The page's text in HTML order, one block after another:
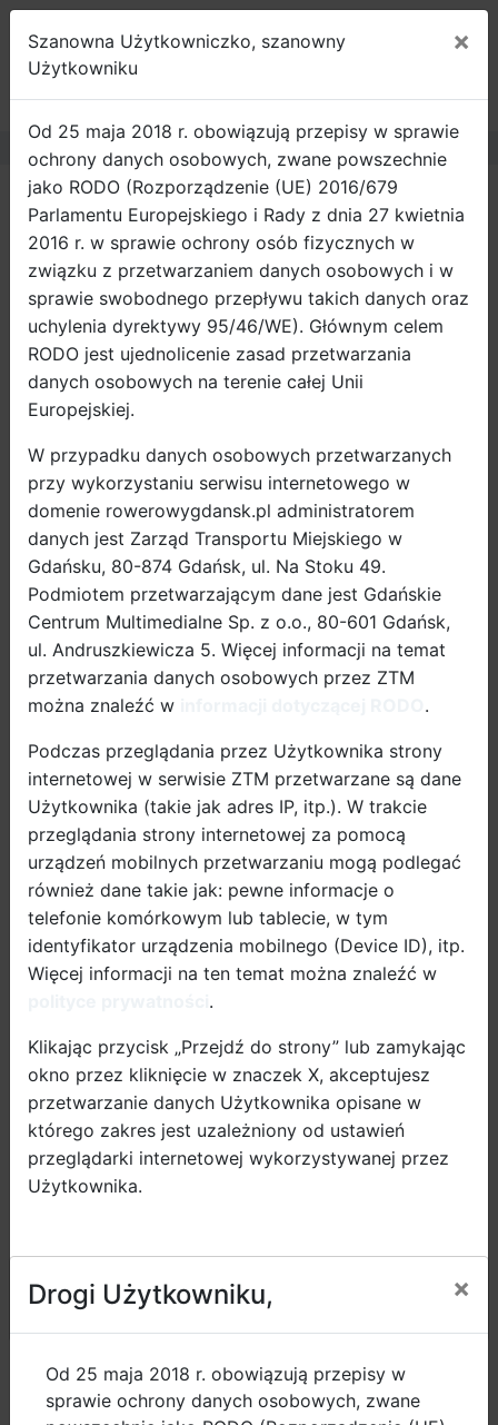
GDAŃSK
Strona główna Wiadomości
Rusza kolejna prorowerowa
kampania - URBANIŚCI
Na przełomie października i listopada, w ramach
realizacji kampanii URBANIŚCI, Urząd Miejski w
Gdańsku oraz Zarząd Dróg i Zieleni w Gdańsku
organizują serię warsztatów edukacyjno-
ponadgimnazjalnych.
Na przełomie października i listopada, w ramach
realizacji kampanii URBANIŚCI, Urząd Miejski w
Gdańsku oraz Zarząd Dróg i Zieleni w Gdańsku
organizują serię warsztatów edukacyjno-
promocyjnych skierowanych do uczniów szkół
ponadgimnazjalnych.
Podczas warsztatów, uczniowie będą mieli okazję
pogłębić swoją wiedzę na temat gdańskiej polityki
rowerowej, rozwiązań usprawniających komunikację
rowerową czy poprawiających jej bezpieczeństwo.
Organizatorzy zadbali nie tylko o merytoryczną
atrakcyjność warsztatów, ponieważ informacje
zostaną przekazane w niecodziennej formie -
rozgrywek gry planszowej „Urbaniści”. Opracowana i
wyprodukowana w ramach projektu CycleCities gra,
spotkała się z już z pozytywną oceną środowisk
akademickich, jak również uczestników tegorocznego
Kongresu Mobilności Aktywnej. Reguły są proste.
Gracze wcielają się w rolę urbanistów,
odpowiedzialnych za zarządzanie mobilnością w
swojej dzielnicy, a ich główne zadanie polega na
efektywnym wykorzystaniu funduszy miejskich w celu
poprawy infrastruktury dla pieszych i rowerzystów, a
co za tym idzie jakości życia wszystkich
Szanowna Użytkowniczko, szanowny
Użytkowniku
×
Od 25 maja 2018 r. obowiązują przepisy w sprawie
ochrony danych osobowych, zwane powszechnie
jako RODO (Rozporządzenie (UE) 2016/679
Parlamentu Europejskiego i Rady z dnia 27 kwietnia
2016 r. w sprawie ochrony osób fizycznych w
związku z przetwarzaniem danych osobowych i w
sprawie swobodnego przepływu takich danych oraz
uchylenia dyrektywy 95/46/WE). Głównym celem
RODO jest ujednolicenie zasad przetwarzania
danych osobowych na terenie całej Unii
Europejskiej.
W przypadku danych osobowych przetwarzanych
przy wykorzystaniu serwisu internetowego w
domenie rowerowygdansk.pl administratorem
danych jest Zarząd Transportu Miejskiego w
Gdańsku, 80-874 Gdańsk, ul. Na Stoku 49.
Podmiotem przetwarzającym dane jest Gdańskie
Centrum Multimedialne Sp. z o.o., 80-601 Gdańsk,
ul. Andruszkiewicza 5. Więcej informacji na temat
przetwarzania danych osobowych przez ZTM
można znaleźć w
.
Podczas przeglądania przez Użytkownika strony
internetowej w serwisie ZTM przetwarzane są dane
Użytkownika (takie jak adres IP, itp.). W trakcie
przeglądania strony internetowej za pomocą
urządzeń mobilnych przetwarzaniu mogą podlegać
również dane takie jak: pewne informacje o
telefonie komórkowym lub tablecie, w tym
identyfikator urządzenia mobilnego (Device ID), itp.
Więcej informacji na ten temat można znaleźć w
.
Klikając przycisk „Przejdź do strony” lub zamykając
okno przez kliknięcie w znaczek X, akceptujesz
przetwarzanie danych Użytkownika opisane w
którego zakres jest uzależniony od ustawień
przeglądarki internetowej wykorzystywanej przez
Użytkownika.
Drogi Użytkowniku, ×
Od 25 maja 2018 r. obowiązują przepisy w
sprawie ochrony danych osobowych, zwane